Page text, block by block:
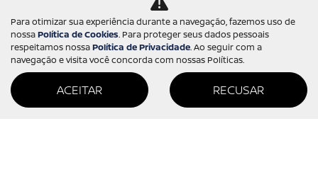
Sobre nós
Trabalhe conosco
Política de privacidade
Política de cookies
CONTATO
Para otimizar sua experiência durante a navegação, fazemos uso de
nossaPolítica de Cookies. Para proteger seus dados pessoais
respeitamos nossaPolítica de Privacidade. Ao seguir com a
navegação e visita você concorda com nossas Políticas.
ACEITAR RECUSAR